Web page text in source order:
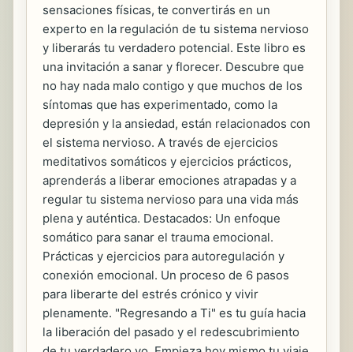
sensaciones físicas, te convertirás en un
experto en la regulación de tu sistema nervioso
y liberarás tu verdadero potencial. Este libro es
una invitación a sanar y florecer. Descubre que
no hay nada malo contigo y que muchos de los
síntomas que has experimentado, como la
depresión y la ansiedad, están relacionados con
el sistema nervioso. A través de ejercicios
meditativos somáticos y ejercicios prácticos,
aprenderás a liberar emociones atrapadas y a
regular tu sistema nervioso para una vida más
plena y auténtica. Destacados: Un enfoque
somático para sanar el trauma emocional.
Prácticas y ejercicios para autoregulación y
conexión emocional. Un proceso de 6 pasos
para liberarte del estrés crónico y vivir
plenamente. "Regresando a Ti" es tu guía hacia
la liberación del pasado y el redescubrimiento